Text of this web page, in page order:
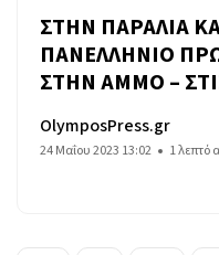
ΣΤΗΝ ΠΑΡΑΛΙΑ
ΠΑΝΕΛΛΗΝΙΟ
ΣΤΗΝ ΑΜΜΟ –
OlymposPress.gr
24 Μαΐου 2023 13:02 1 λεπτό